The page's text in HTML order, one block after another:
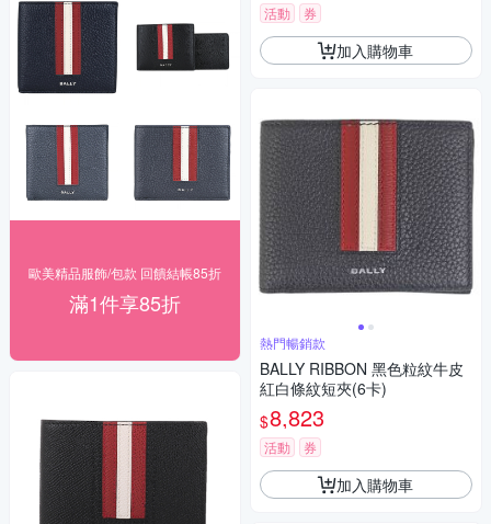
歐美精品服飾/包款 回饋結帳85折
滿1件享85折
活動 券
加入購物車
熱門暢銷款
BALLY RIBBON 黑色粒紋牛皮
紅白條紋短夾(6卡)
$8,823
活動 券
加入購物車